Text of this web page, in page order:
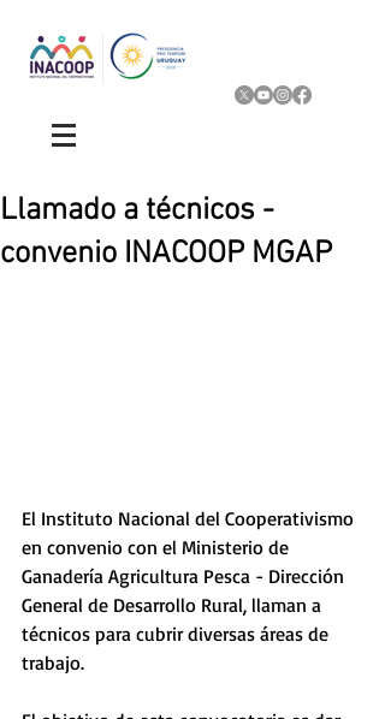
Llamado a técnicos -
convenio INACOOP MGAP
El Instituto Nacional del Cooperativismo
en convenio con el Ministerio de
Ganadería Agricultura Pesca - Dirección
General de Desarrollo Rural, llaman a
técnicos para cubrir diversas áreas de
trabajo.